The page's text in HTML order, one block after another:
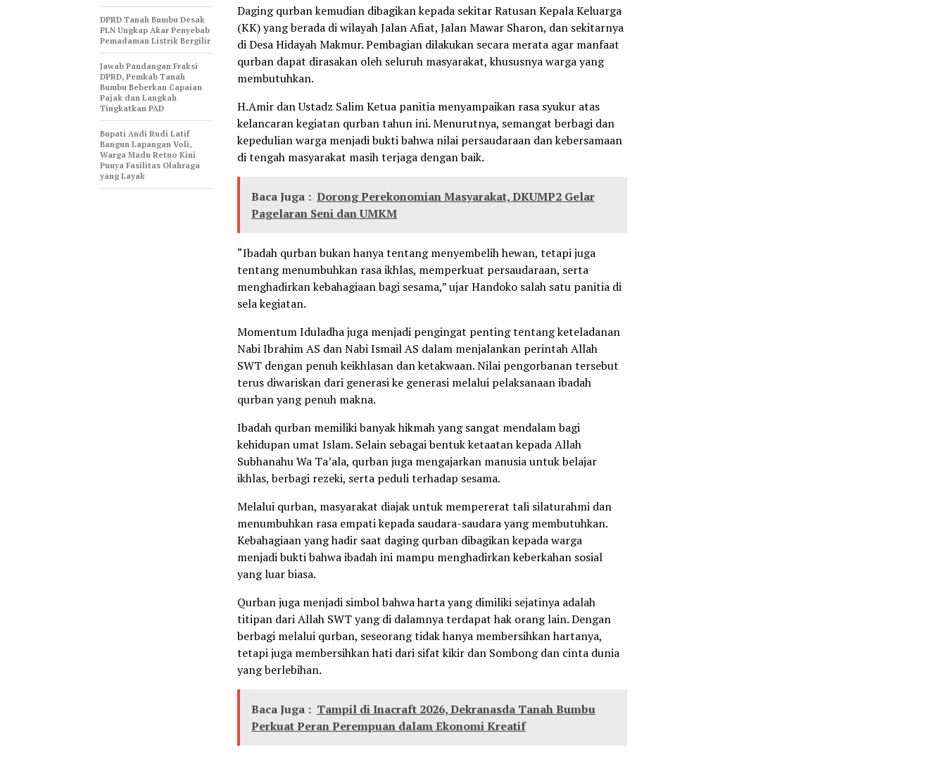
Daging qurban kemudian dibagikan kepada sekitar Ratusan Kepala Keluarga
(KK) yang berada di wilayah Jalan Afiat, Jalan Mawar Sharon, dan sekitarnya
di Desa Hidayah Makmur. Pembagian dilakukan secara merata agar manfaat
qurban dapat dirasakan oleh seluruh masyarakat, khususnya warga yang
membutuhkan.
H.Amir dan Ustadz Salim Ketua panitia menyampaikan rasa syukur atas
kelancaran kegiatan qurban tahun ini. Menurutnya, semangat berbagi dan
kepedulian warga menjadi bukti bahwa nilai persaudaraan dan kebersamaan
di tengah masyarakat masih terjaga dengan baik.
Baca Juga : Dorong Perekonomian Masyarakat, DKUMP2 Gelar
Pagelaran Seni dan UMKM
“Ibadah qurban bukan hanya tentang menyembelih hewan, tetapi juga
tentang menumbuhkan rasa ikhlas, memperkuat persaudaraan, serta
menghadirkan kebahagiaan bagi sesama,” ujar Handoko salah satu panitia di
sela kegiatan.
Momentum Iduladha juga menjadi pengingat penting tentang keteladanan
Nabi Ibrahim AS dan Nabi Ismail AS dalam menjalankan perintah Allah
SWT dengan penuh keikhlasan dan ketakwaan. Nilai pengorbanan tersebut
terus diwariskan dari generasi ke generasi melalui pelaksanaan ibadah
qurban yang penuh makna.
Ibadah qurban memiliki banyak hikmah yang sangat mendalam bagi
kehidupan umat Islam. Selain sebagai bentuk ketaatan kepada Allah
Subhanahu Wa Ta’ala, qurban juga mengajarkan manusia untuk belajar
ikhlas, berbagi rezeki, serta peduli terhadap sesama.
Melalui qurban, masyarakat diajak untuk mempererat tali silaturahmi dan
menumbuhkan rasa empati kepada saudara-saudara yang membutuhkan.
Kebahagiaan yang hadir saat daging qurban dibagikan kepada warga
menjadi bukti bahwa ibadah ini mampu menghadirkan keberkahan sosial
yang luar biasa.
Qurban juga menjadi simbol bahwa harta yang dimiliki sejatinya adalah
titipan dari Allah SWT yang di dalamnya terdapat hak orang lain. Dengan
berbagi melalui qurban, seseorang tidak hanya membersihkan hartanya,
tetapi juga membersihkan hati dari sifat kikir dan Sombong dan cinta dunia
yang berlebihan.
Baca Juga : Tampil di Inacraft 2026, Dekranasda Tanah Bumbu
Perkuat Peran Perempuan dalam Ekonomi Kreatif
DPRD Tanah Bumbu Desak
PLN Ungkap Akar Penyebab
Pemadaman Listrik Bergilir
Jawab Pandangan Fraksi
DPRD, Pemkab Tanah
Bumbu Beberkan Capaian
Pajak dan Langkah
Tingkatkan PAD
Bupati Andi Rudi Latif
Bangun Lapangan Voli,
Warga Madu Retno Kini
Punya Fasilitas Olahraga
yang Layak